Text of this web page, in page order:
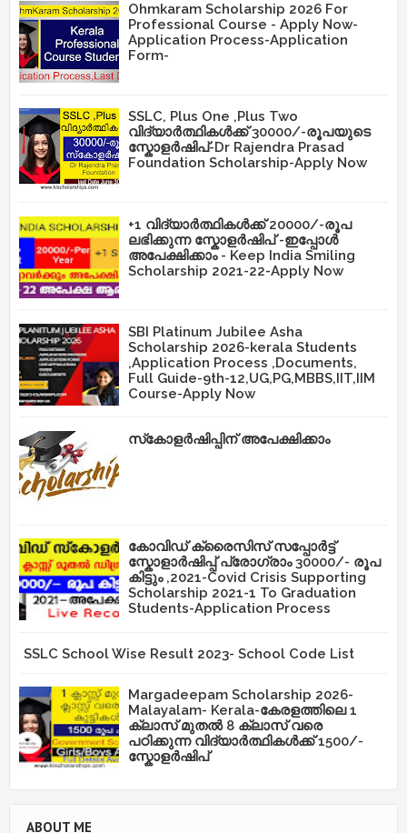
Ohmkaram Scholarship 2026 For
Professional Course - Apply Now-
Application Process-Application
Form-
SSLC, Plus One ,Plus Two
വിദ്യാർത്ഥികൾക്ക് 30000/-രൂപയുടെ
സ്കോളർഷിപ്-Dr Rajendra Prasad
Foundation Scholarship-Apply Now
+1 വിദ്യാർത്ഥികൾക്ക് 20000/-രൂപ
ലഭിക്കുന്ന സ്കോളർഷിപ് -ഇപ്പോൾ
അപേക്ഷിക്കാം - Keep India Smiling
Scholarship 2021-22-Apply Now
SBI Platinum Jubilee Asha
Scholarship 2026-kerala Students
,Application Process ,Documents,
Full Guide-9th-12,UG,PG,MBBS,IIT,IIM
Course-Apply Now
സ്‌കോളർഷിപ്പിന് അപേക്ഷിക്കാം
കോവിഡ് ക്രൈസിസ് സപ്പോർട്ട്
സ്കോളാർഷിപ്പ് പ്രോഗ്രാം 30000/- രൂപ
കിട്ടും ,2021-Covid Crisis Supporting
Scholarship 2021-1 To Graduation
Students-Application Process
SSLC School Wise Result 2023- School Code List
Margadeepam Scholarship 2026-
Malayalam- Kerala-കേരളത്തിലെ 1
ക്ലാസ് മുതൽ 8 ക്ലാസ് വരെ
പഠിക്കുന്ന വിദ്യാർത്ഥികൾക്ക് 1500/-
സ്കോളർഷിപ്
ABOUT ME